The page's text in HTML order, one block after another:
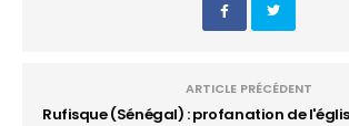
ARTICLE PRÉCÉDENT
Rufisque (Sénégal) : profanation de